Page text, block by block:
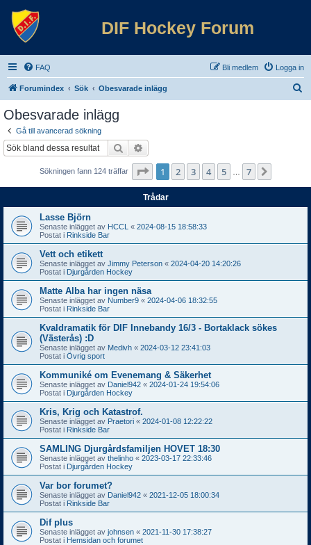
DIF Hockey Forum
FAQ Logga in
Bli medlem
Forumindex Sök Obesvarade inlägg
Obesvarade inlägg
Gå till avancerad sökning
Sök
Sökningen fann 124 träffar Sida av 7
1 2 3 4 5 7
Trådar
Lasse Björn
Senaste inlägget av HCCL « 2024-08-15 18:58:33
Postat i Rinkside Bar
Vett och etikett
Senaste inlägget av Jimmy Peterson « 2024-04-20 14:20:26
Postat i Djurgården Hockey
Matte Alba har ingen näsa
Senaste inlägget av Number9 « 2024-04-06 18:32:55
Postat i Rinkside Bar
Kvaldramatik för DIF Innebandy 16/3 - Bortaklack sökes
(Västerås) :D
Senaste inlägget av Medivh « 2024-03-12 23:41:03
Postat i Övrig sport
Kommuniké om Evenemang & Säkerhet
Senaste inlägget av Daniel942 « 2024-01-24 19:54:06
Postat i Djurgården Hockey
Kris, Krig och Katastrof.
Senaste inlägget av Praetori « 2024-01-08 12:22:22
Postat i Rinkside Bar
SAMLING Djurgårdsfamiljen HOVET 18:30
Senaste inlägget av thelinho « 2023-03-17 22:33:46
Postat i Djurgården Hockey
Var bor forumet?
Senaste inlägget av Daniel942 « 2021-12-05 18:00:34
Postat i Rinkside Bar
Dif plus
Senaste inlägget av johnsen « 2021-11-30 17:38:27
Postat i Hemsidan och forumet